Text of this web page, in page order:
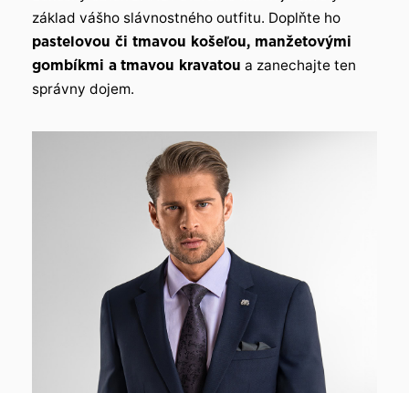
základ vášho slávnostného outfitu. Doplňte ho
pastelovou či tmavou košeľou, manžetovými
gombíkmi a tmavou kravatou a zanechajte ten
správny dojem.